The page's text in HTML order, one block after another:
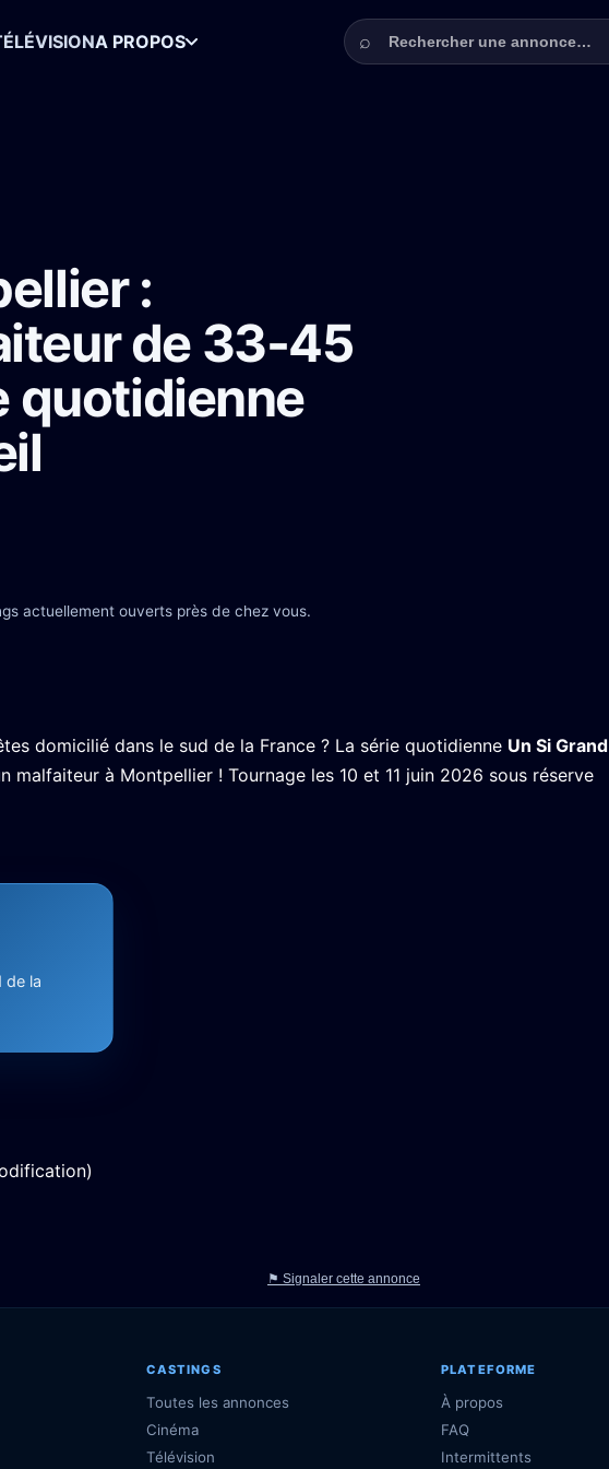
A PROPOS Rechercher une annonce
⌕
:
de 33-45
quotidienne
actuellement ouverts près de chez vous.
domicilié dans le sud de la France ? La série quotidienne Un Si Grand
malfaiteur à Montpellier ! Tournage les 10 et 11 juin 2026 sous réserve
de la
⚑ Signaler cette annonce
CASTINGS
Toutes les annonces
Cinéma
Télévision
PLATEFORME
À propos
FAQ
Intermittents